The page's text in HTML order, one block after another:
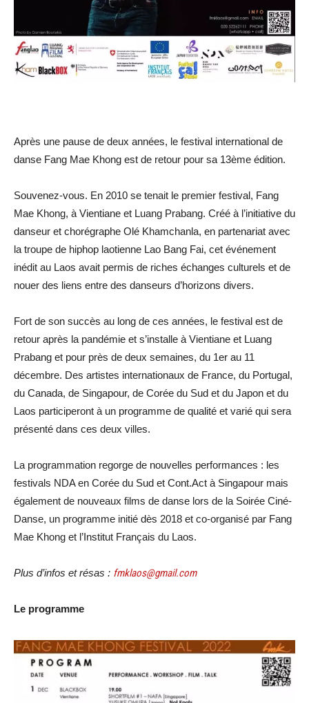
Après une pause de deux années, le festival international de
danse Fang Mae Khong est de retour pour sa 13ème édition.
Souvenez-vous. En 2010 se tenait le premier festival, Fang
Mae Khong, à Vientiane et Luang Prabang. Créé à l’initiative du
danseur et chorégraphe Olé Khamchanla, en partenariat avec
la troupe de hiphop laotienne Lao Bang Fai, cet événement
inédit au Laos avait permis de riches échanges culturels et de
nouer des liens entre des danseurs d’horizons divers.
Fort de son succès au long de ces années, le festival est de
retour après la pandémie et s’installe à Vientiane et Luang
Prabang et pour près de deux semaines, du 1er au 11
décembre. Des artistes internationaux de France, du Portugal,
du Canada, de Singapour, de Corée du Sud et du Japon et du
Laos participeront à un programme de qualité et varié qui sera
présenté dans ces deux villes.
La programmation regorge de nouvelles performances : les
festivals NDA en Corée du Sud et Cont.Act à Singapour mais
également de nouveaux films de danse lors de la Soirée Ciné-
Danse, un programme initié dès 2018 et co-organisé par Fang
Mae Khong et l’Institut Français du Laos.
Plus d’infos et résas : fmklaos@gmail.com
Le programme